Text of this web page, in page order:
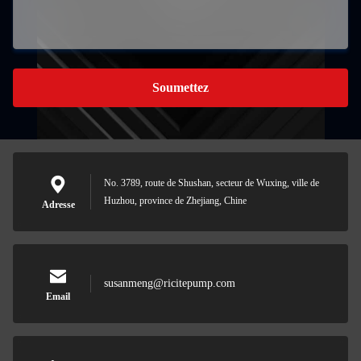
Soumettez
Adresse
No. 3789, route de Shushan, secteur de Wuxing, ville de
Huzhou, province de Zhejiang, Chine
Email
susanmeng@ricitepump.com